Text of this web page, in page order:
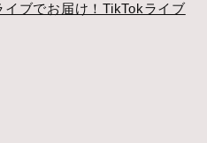
イブでお届け！TikTokライブ